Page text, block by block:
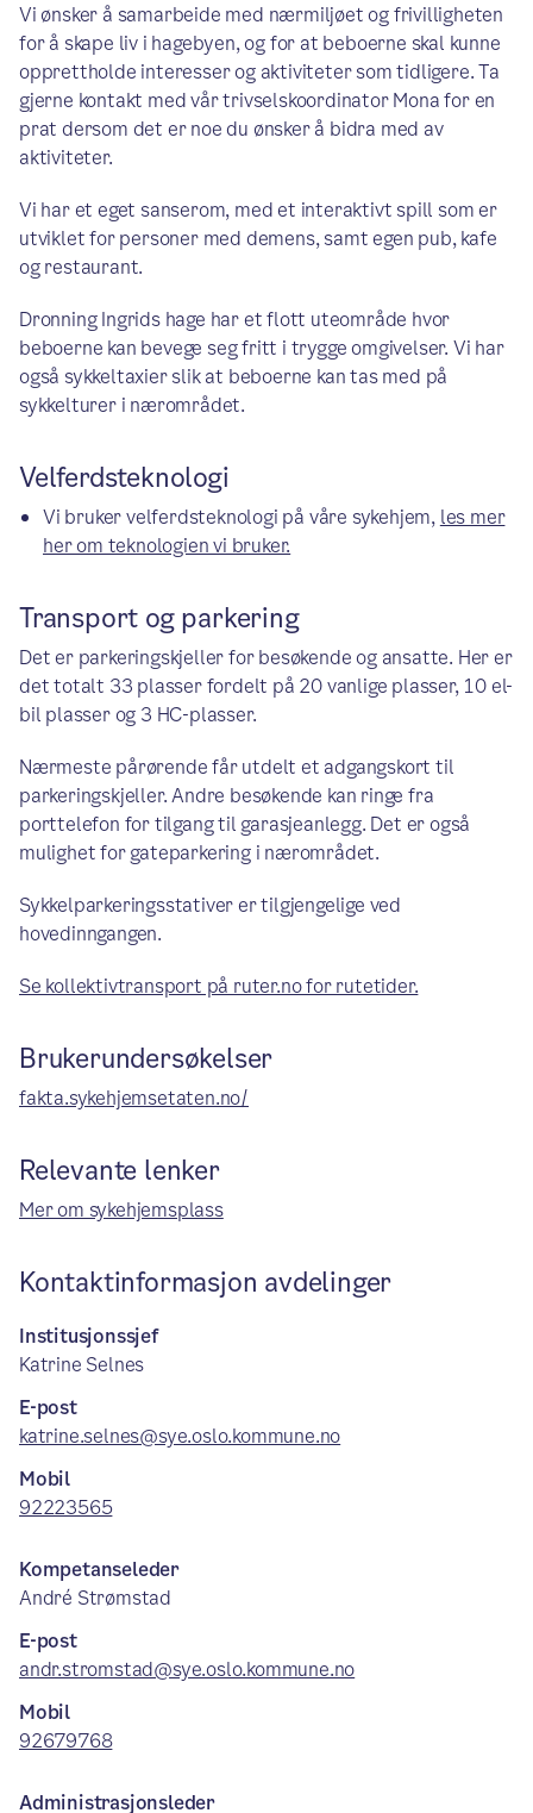
Vi ønsker å samarbeide med nærmiljøet og frivilligheten
for å skape liv i hagebyen, og for at beboerne skal kunne
opprettholde interesser og aktiviteter som tidligere. Ta
gjerne kontakt med vår trivselskoordinator Mona for en
prat dersom det er noe du ønsker å bidra med av
aktiviteter.
Vi har et eget sanserom, med et interaktivt spill som er
utviklet for personer med demens, samt egen pub, kafe
og restaurant.
Dronning Ingrids hage har et flott uteområde hvor
beboerne kan bevege seg fritt i trygge omgivelser. Vi har
også sykkeltaxier slik at beboerne kan tas med på
sykkelturer i nærområdet.
Velferdsteknologi
Vi bruker velferdsteknologi på våre sykehjem, les mer
her om teknologien vi bruker.
Transport og parkering
Det er parkeringskjeller for besøkende og ansatte. Her er
det totalt 33 plasser fordelt på 20 vanlige plasser, 10 el-
bil plasser og 3 HC-plasser.
Nærmeste pårørende får utdelt et adgangskort til
parkeringskjeller. Andre besøkende kan ringe fra
porttelefon for tilgang til garasjeanlegg. Det er også
mulighet for gateparkering i nærområdet.
Sykkelparkeringsstativer er tilgjengelige ved
hovedinngangen.
Se kollektivtransport på ruter.no for rutetider.
Brukerundersøkelser
fakta.sykehjemsetaten.no/
Relevante lenker
Mer om sykehjemsplass
Kontaktinformasjon avdelinger
Institusjonssjef
Katrine Selnes
E-post
katrine.selnes@sye.oslo.kommune.no
Mobil
92223565
Kompetanseleder
André Strømstad
E-post
andr.stromstad@sye.oslo.kommune.no
Mobil
92679768
Administrasjonsleder